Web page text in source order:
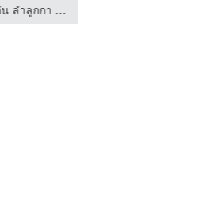
ช่างท่อตัน ลำลูกกา ปทุมธานี